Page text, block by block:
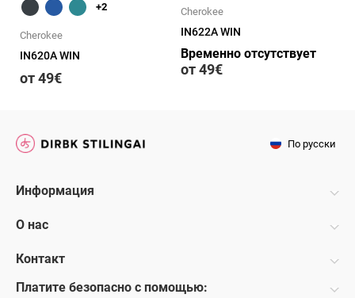
+2
Cherokee
IN620A WIN
от 49€
Cherokee
IN622A WIN
Временно отсутствует
от 49€
Информация
О нас
Контакт
Платите безопасно с помощью:
По русски